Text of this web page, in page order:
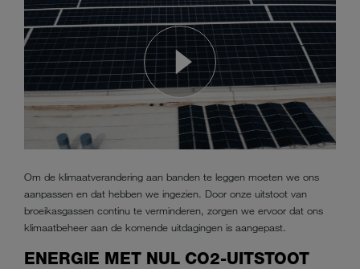
Om de klimaatverandering aan banden te leggen moeten we ons
aanpassen en dat hebben we ingezien. Door onze uitstoot van
broeikasgassen continu te verminderen, zorgen we ervoor dat ons
klimaatbeheer aan de komende uitdagingen is aangepast.
ENERGIE MET NUL CO2-UITSTOOT